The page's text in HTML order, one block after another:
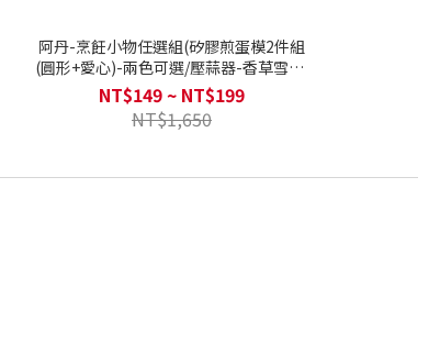
阿丹-烹飪小物任選組(矽膠煎蛋模2件組
(圓形+愛心)-兩色可選/壓蒜器-香草雪酪/
廚房料理刨絲&磨泥器2入組/童趣冰球製
冰盒-兩色可選)
NT$149 ~ NT$199
NT$1,650